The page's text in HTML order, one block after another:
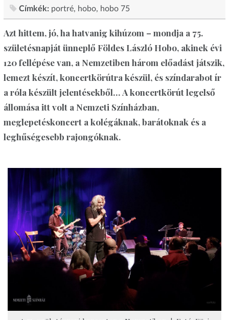
Címkék: portré hobo hobo 75
Azt hittem, jó, ha hatvanig kihúzom – mondja a 75.
születésnapját ünneplő Földes László Hobo, akinek évi
120 fellépése van, a Nemzetiben három előadást játszik,
lemezt készít, koncertkörútra készül, és színdarabot ír
a róla készült jelentésekből… A koncertkörút legelső
állomása itt volt a Nemzeti Színházban,
meglepetéskoncert a kolégáknak, barátoknak és a
leghűségesebb rajongóknak.